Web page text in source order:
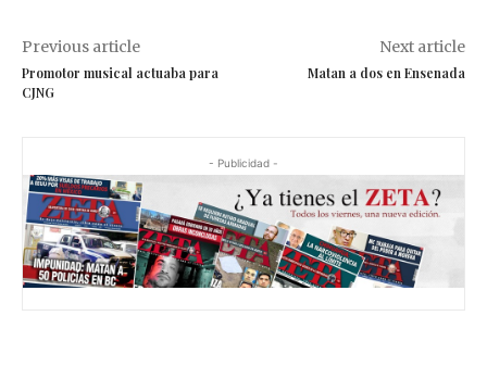
Previous article
Promotor musical actuaba para
CJNG
Next article
Matan a dos en Ensenada
- Publicidad -